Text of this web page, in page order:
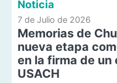
Noticia
7 de Julio de 2026
Memorias de
nueva etapa
en la firma de un
USACH